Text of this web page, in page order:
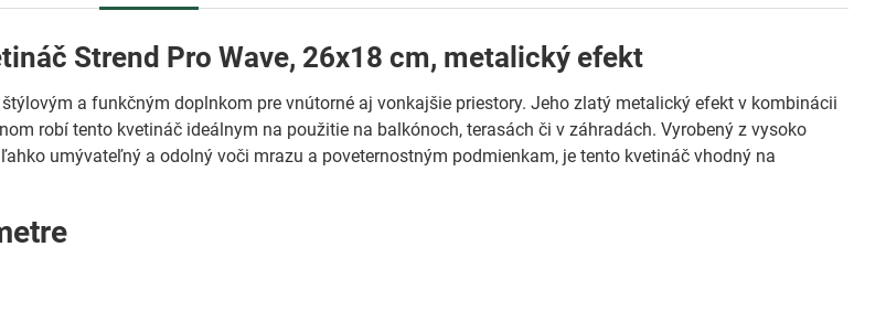
Strend Pro Wave, 26x18 cm, metalický efekt
štýlovým a funkčným doplnkom pre vnútorné aj vonkajšie priestory. Jeho zlatý metalický efekt v kombinácii
robí tento kvetináč ideálnym na použitie na balkónoch, terasách či v záhradách. Vyrobený z vysoko
umývateľný a odolný voči mrazu a poveternostným podmienkam, je tento kvetináč vhodný na